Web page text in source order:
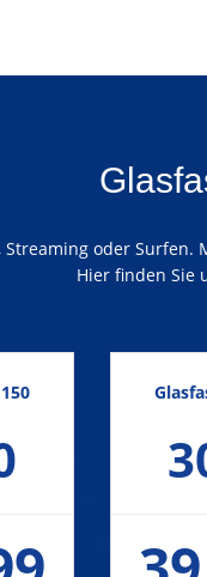
Streaming oder
Hier finden Sie